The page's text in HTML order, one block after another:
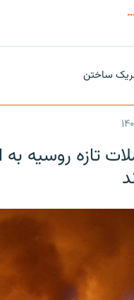
ساختن
تازه روسیه